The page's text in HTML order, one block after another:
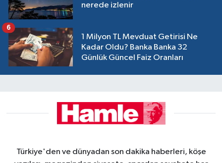
nerede izlenir
1 Milyon TL Mevduat Getirisi Ne
Kadar Oldu? Banka Banka 32
Günlük Güncel Faiz Oranları
6
Türkiye'den ve dünyadan son dakika haberleri, köşe